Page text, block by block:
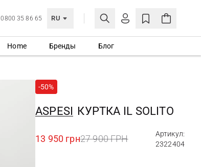
0800 35 86 65 RU
ЛИЧНЫЙ КАБИНЕТ
СОЗДАТЬ УЧЕТНУЮ ЗАПИСЬ
Home Бренды Блог
-50%
ASPESI КУРТКА IL SOLITO
13 950 грн27 900 ГРН
Артикул:
2322404